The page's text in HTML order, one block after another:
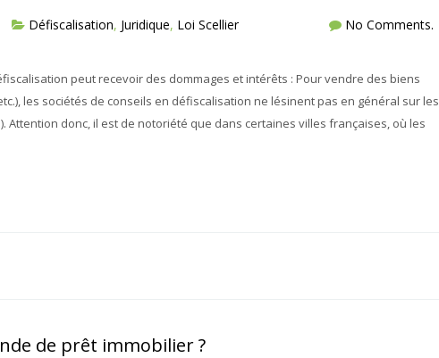
Défiscalisation, Juridique, Loi Scellier No Comments.
peut recevoir des dommages et intérêts : Pour vendre des biens
les sociétés de conseils en défiscalisation ne lésinent pas en général sur les
Attention donc, il est de notoriété que dans certaines villes françaises, où les
de prêt immobilier ?